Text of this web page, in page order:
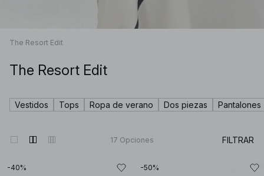
The Resort Edit
The Resort Edit
Vestidos Tops Ropa de verano Dos piezas Pantalones
17 Opciones FILTRAR
-40% -50%